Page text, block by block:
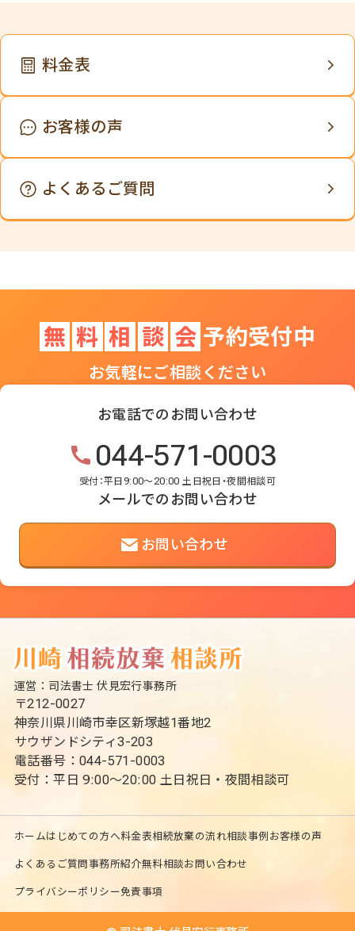
料金表
お客様の声
よくあるご質問
無 料 相 談 会 予約受付中
お気軽にご相談ください
お電話でのお問い合わせ
044-571-0003
受付：平日9:00～20:00 土日祝日・夜間相談可
メールでのお問い合わせ
お問い合わせ
運営：司法書士 伏見宏行事務所
〒212-0027
神奈川県川崎市幸区新塚越1番地2
サウザンドシティ3-203
電話番号：044-571-0003
受付：平日 9:00～20:00 土日祝日・夜間相談可
ホームはじめての方へ料金表相続放棄の流れ相談事例 お客様の声
よくあるご質問 事務所紹介無料相談お問い合わせ
プライバシーポリシー免責事項